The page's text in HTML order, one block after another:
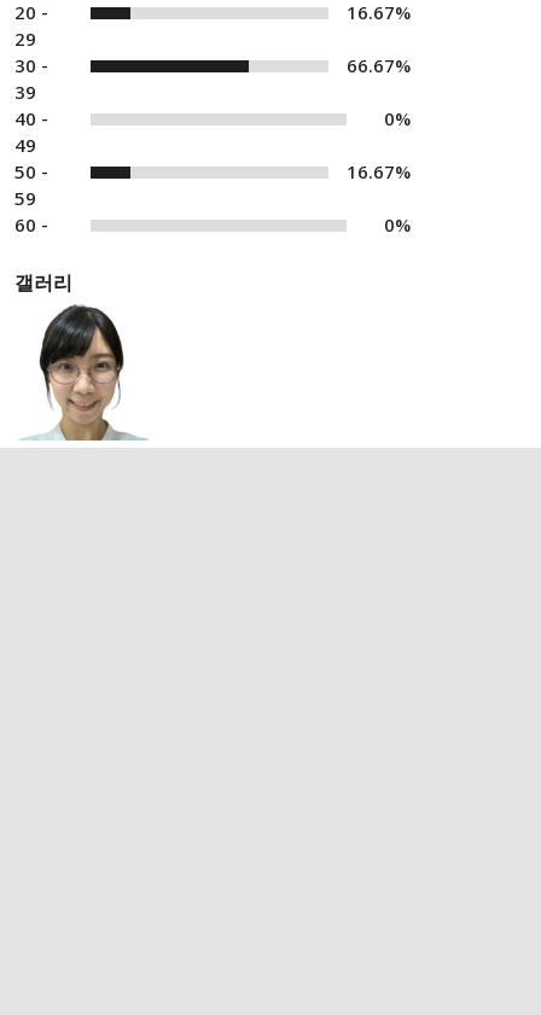
20 -
29
16.67%
30 -
39
66.67%
40 -
49
0%
50 -
59
16.67%
60 - 0%
갤러리